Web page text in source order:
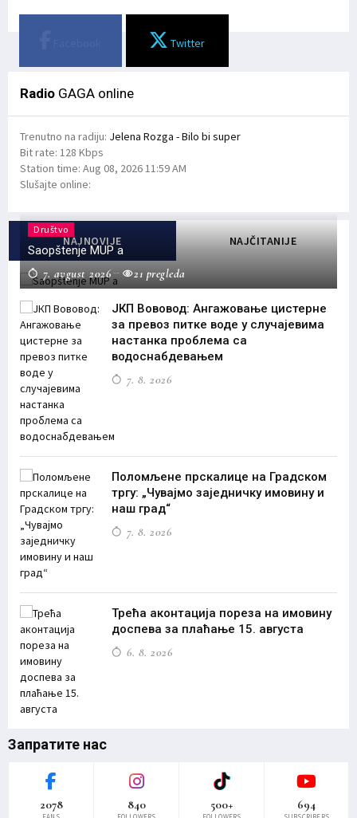
Twitter
Radio GAGA online
Trenutno na radiju: Jelena Rozga - Bilo bi super
Bit rate: 128 Kbps
Station time: Aug 08, 202611:59 AM
Slušajte online:
NAJNOVIJE NAJČITANIJE
Društvo
Saopštenje MUP a
7. avgust 2026
21 pregleda
ЈКП Вововод: Ангажовање цистерне
за превоз питке воде у случајевима
настанка проблема са
водоснабдевањем
7. 8. 2026
Поломљене прскалице на Градском
тргу: „Чувајмо заједничку имовину и
наш град“
7. 8. 2026
Трећа аконтација пореза на имовину
доспева за плаћање 15. августа
6. 8. 2026
Запратите нас
2078 840 500+ 694